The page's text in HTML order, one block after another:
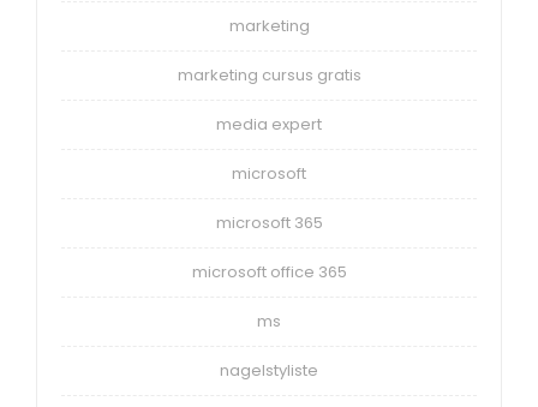
marketing
marketing cursus gratis
media expert
microsoft
microsoft 365
microsoft office 365
ms
nagelstyliste